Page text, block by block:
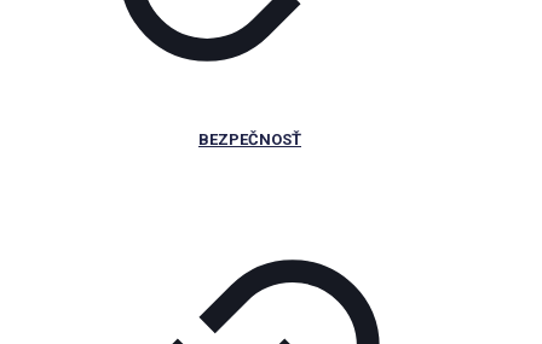
BEZPEČNOSŤ